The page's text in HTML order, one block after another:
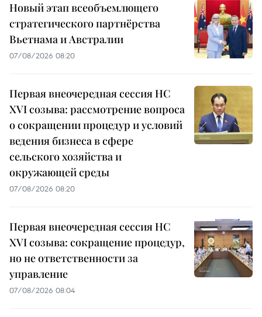
Новый этап всеобъемлющего
стратегического партнёрства
Вьетнама и Австралии
07/08/2026 08:20
Первая внеочередная сессия НС
XVI созыва: рассмотрение вопроса
о сокращении процедур и условий
ведения бизнеса в сфере
сельского хозяйства и
окружающей среды
07/08/2026 08:20
Первая внеочередная сессия НС
XVI созыва: сокращение процедур,
но не ответственности за
управление
07/08/2026 08:04